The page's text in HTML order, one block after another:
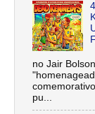
no Jair
pu...